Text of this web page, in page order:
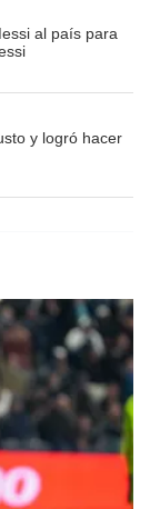
al país para
y logró hacer